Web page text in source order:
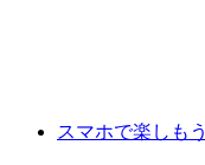
スマホで楽しもう